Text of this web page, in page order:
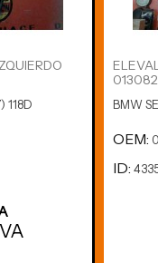
118D BMW
OEM:
ID: